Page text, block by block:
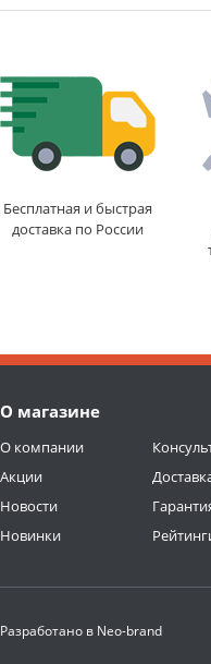
Бесплатная и быстрая
доставка по России
О магазине
О компании
Акции
Новости
Новинки
Разработано в Neo-brand